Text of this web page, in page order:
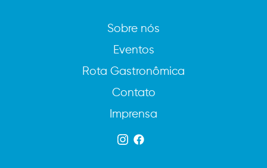
Sobre nós
Eventos
Rota Gastronômica
Contato
Imprensa